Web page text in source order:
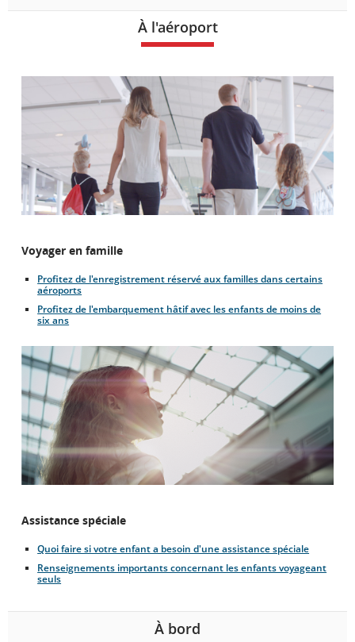
À l'aéroport
Voyager en famille
Profitez de l'enregistrement réservé aux familles dans certains
aéroports
Profitez de l'embarquement hâtif avec les enfants de moins de
six ans
Assistance spéciale
Quoi faire si votre enfant a besoin d'une assistance spéciale
Renseignements importants concernant les enfants voyageant
seuls
À bord